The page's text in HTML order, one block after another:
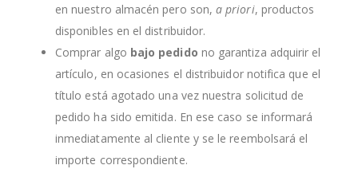
en nuestro almacén pero son,a priori, productos
disponibles en el distribuidor.
Comprar algo bajo pedido no garantiza adquirir el
artículo, en ocasiones el distribuidor notifica que el
título está agotado una vez nuestra solicitud de
pedido ha sido emitida. En ese caso se informará
inmediatamente al cliente y se le reembolsará el
importe correspondiente.